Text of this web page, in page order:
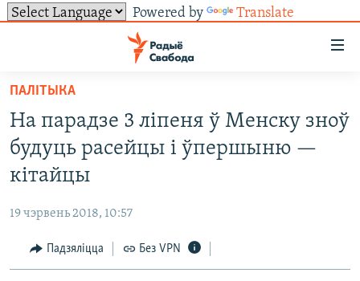
Powered by Translate
ўнівэрсальнага
доступу
Перайсьці
да
галоўнага
зьместу
да
навігацыі
Перайсьці
УСЕ НАВІНЫ
ВІДЭА І ФОТА
ПАЛІТЫКА
ЭКАНОМІКА
ТОЛЬКІ НА СВАБОДЗЕ
ТЭСТЫ
ГІСТОРЫЯ НА СВАБОДЗЕ
ПАДКАСТЫ
СУВЯЗЬ
ПАДЗЯЛІЦЦА ІНФАРМАЦЫЯЙ
RSS
ПАДКАСТЫ
ПАЛІТЫКА
На парадзе 3 ліпеня ў Менску зноў
будуць расейцы і ўпершыню —
кітайцы
19 чэрвень 2018, 10:57
Падзяліцца Без VPN